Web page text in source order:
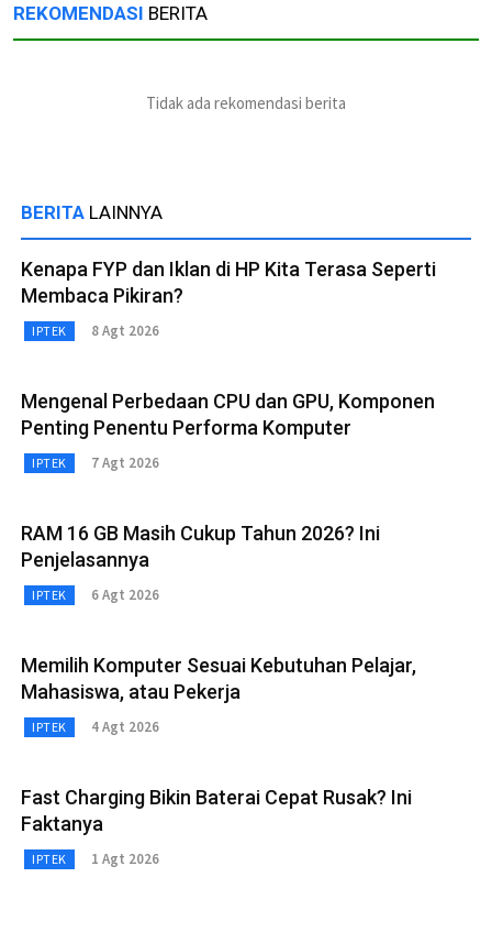
REKOMENDASI BERITA
Tidak ada rekomendasi berita
BERITA LAINNYA
Kenapa FYP dan Iklan di HP Kita Terasa Seperti
Membaca Pikiran?
IPTEK 8 Agt 2026
Mengenal Perbedaan CPU dan GPU, Komponen
Penting Penentu Performa Komputer
IPTEK 7 Agt 2026
RAM 16 GB Masih Cukup Tahun 2026? Ini
Penjelasannya
IPTEK 6 Agt 2026
Memilih Komputer Sesuai Kebutuhan Pelajar,
Mahasiswa, atau Pekerja
IPTEK 4 Agt 2026
Fast Charging Bikin Baterai Cepat Rusak? Ini
Faktanya
IPTEK 1 Agt 2026